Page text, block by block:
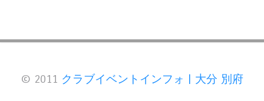
© 2011 クラブイベントインフォ | 大分 別府